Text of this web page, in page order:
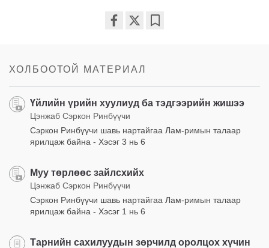
ХОЛБООТОЙ МАТЕРИАЛ
Үйлийн үрийн хуулиуд ба тэдгээрийн жишээ
Цэнжаб Сэркон Ринбүүчи
Сэркон Ринбүүчи шавь нартайгаа Лам-римын талаар
ярилцаж байна - Хэсэг 3 нь 6
Муу төрлөөс зайлсхийх
Цэнжаб Сэркон Ринбүүчи
Сэркон Ринбүүчи шавь нартайгаа Лам-римын талаар
ярилцаж байна - Хэсэг 1 нь 6
Тарнийн сахилуудын зөрчилд оролцох хүчин